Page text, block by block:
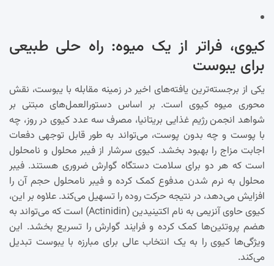
کیوی، فراتر از یک میوه: راه حلی طبیعی
برای یبوست
یکی از برجسته‌ترین یافته‌های اخیر در زمینه مقابله با یبوست، نقش
محوری میوه کیوی است. بر اساس دستورالعمل‌های مبتنی بر
شواهد انجمن رژیم غذایی بریتانیا، مصرف سه عدد کیوی در روز، چه
با پوست و چه بدون پوست، می‌تواند به طور قابل توجهی دفعات
اجابت مزاج را بهبود بخشد. کیوی سرشار از فیبر محلول و نامحلول
است که هر دو برای سلامت دستگاه گوارش ضروری هستند. فیبر
محلول به نرم شدن مدفوع کمک کرده و فیبر نامحلول حجم آن را
افزایش می‌دهد، در نتیجه حرکت روده را تسهیل می‌کند. علاوه بر این،
کیوی حاوی آنزیمی به نام اکتینیدین (Actinidin) است که می‌تواند به
هضم پروتئین‌ها کمک کرده و فرایند گوارش را تسریع بخشد. این
ویژگی‌ها کیوی را به یک انتخاب عالی برای مبارزه با یبوست تبدیل
می‌کند.